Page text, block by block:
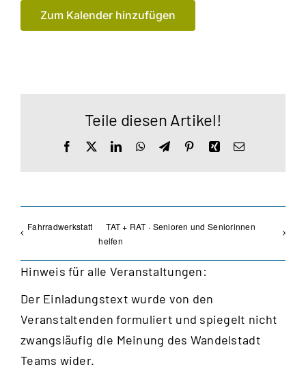
Zum Kalender hinzufügen
Teile diesen Artikel!
Facebook LinkedInWhatsApp
TelegramPinterestXingE-
Fahrradwerkstatt
TAT + RAT · Senioren und Seniorinnen
helfen
Hinweis für alle Veranstaltungen:
Der Einladungstext wurde von den
Veranstaltenden formuliert und spiegelt nicht
zwangsläufig die Meinung des Wandelstadt
Teams wider.